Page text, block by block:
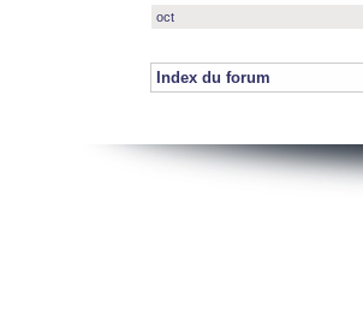
oct
Index du forum